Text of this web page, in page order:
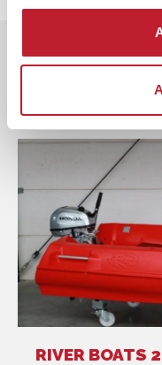
WELLICHT
RIVER BOATS